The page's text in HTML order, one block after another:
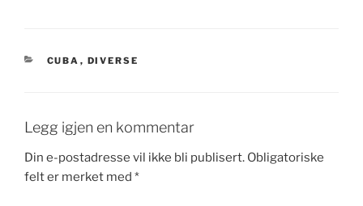
KATEGORIER
CUBA , DIVERSE
Legg igjen en kommentar
Din e-postadresse vil ikke bli publisert. Obligatoriske
felt er merket med *